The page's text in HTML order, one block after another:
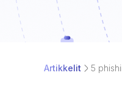
Artikkelit 5